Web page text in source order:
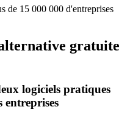
de 15 000 000 d'entreprises
gratuite
logiciels pratiques